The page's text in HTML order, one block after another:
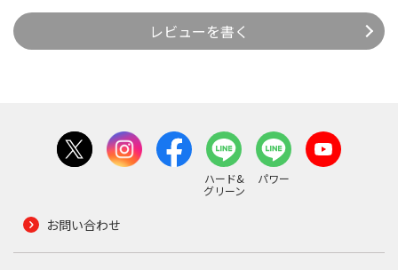
レビューを書く
ハード&
グリーン
パワー
お問い合わせ